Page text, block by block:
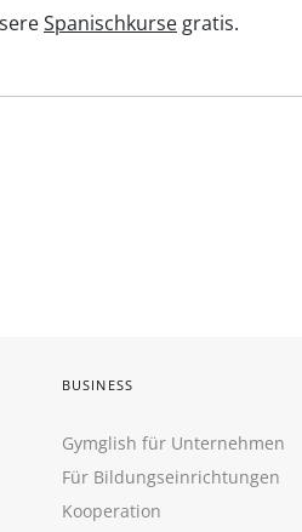
Spanischkurse gratis.
BUSINESS
Gymglish für Unternehmen
Für Bildungseinrichtungen
Kooperation